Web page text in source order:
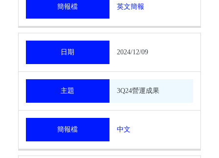
簡報檔 英文簡報
日期 2024/12/09
主題 3Q24營運成果
簡報檔 中文